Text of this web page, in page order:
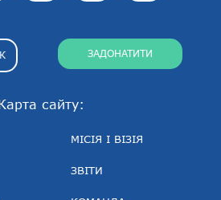
сайту:
МІСІЯ І ВІЗІЯ
ЗВІТИ
ЗАДОНАТИТИ